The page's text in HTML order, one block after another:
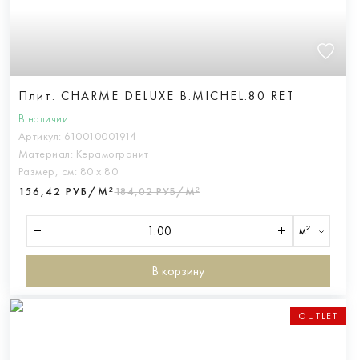
Плит. CHARME DELUXE B.MICHEL.80 RET
В наличии
Артикул: 610010001914
Материал: Керамогранит
Размер, см: 80 х 80
156,42 РУБ/М²184,02 РУБ/М²
м²
В корзину
OUTLET